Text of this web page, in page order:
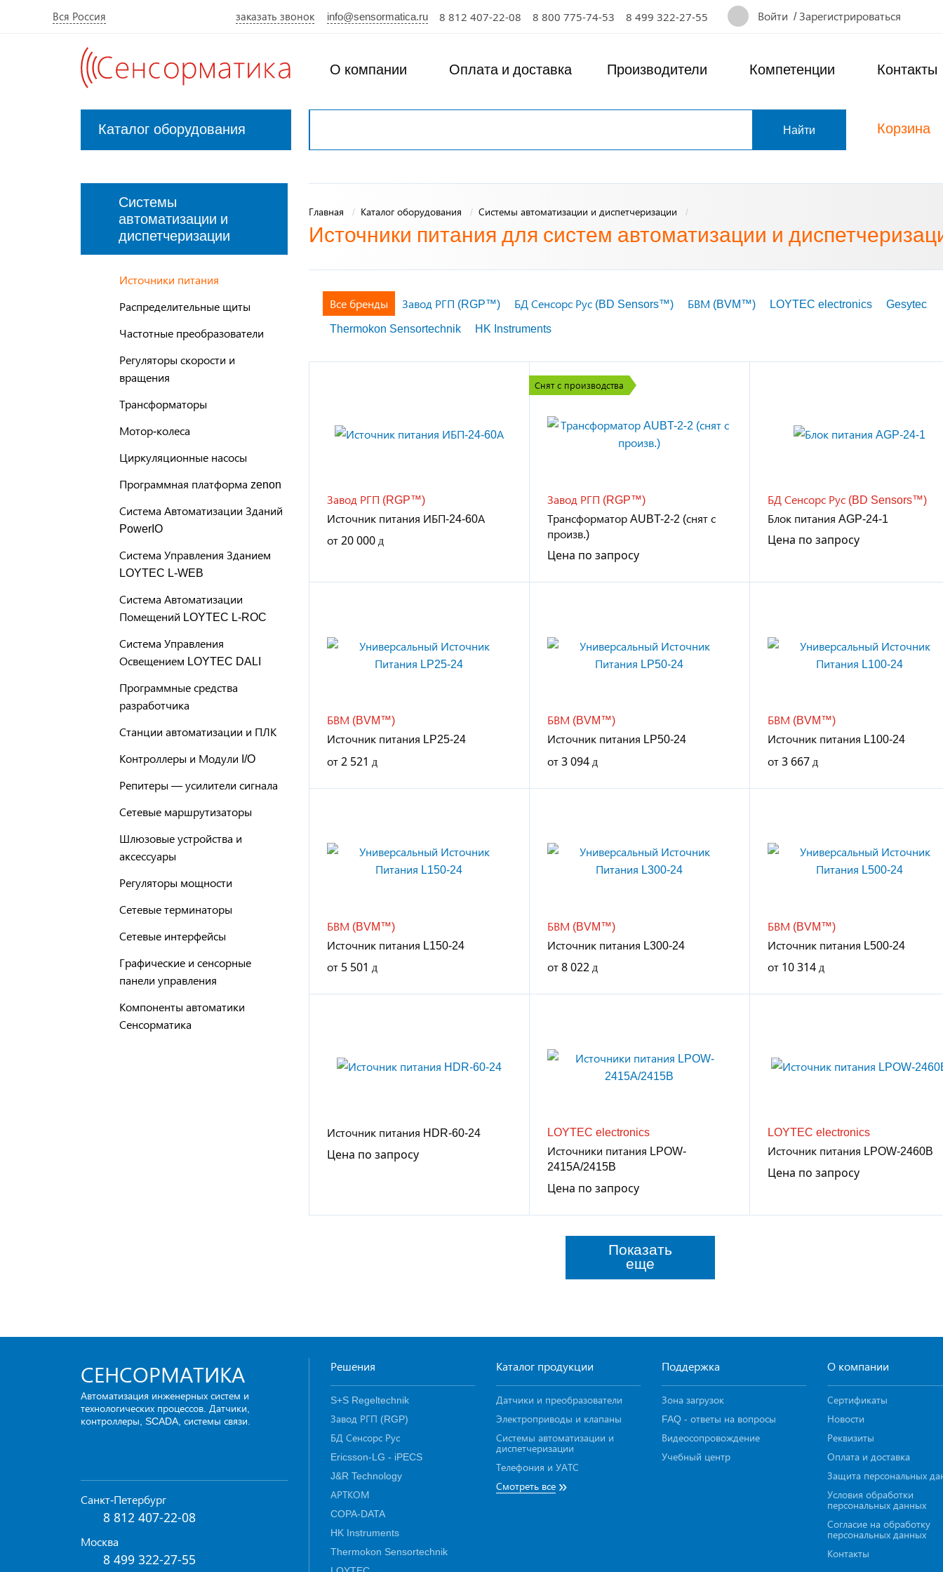
Вся Россия заказать звонок info@sensormatica.ru 8 812 407-22-08 8 800 775-74-53 8 499 322-27-55 Войти /Зарегистрироваться
О компании Оплата и доставка Производители Компетенции Контакты
Каталог оборудования Корзина
Системы
автоматизации и
диспетчеризации
Источники питания
Распределительные щиты
Частотные преобразователи
Регуляторы скорости и
вращения
Трансформаторы
Мотор-колеса
Циркуляционные насосы
Программная платформа zenon
Система Автоматизации Зданий
PowerIO
Система Управления Зданием
LOYTEC L-WEB
Система Автоматизации
Помещений LOYTEC L-ROC
Система Управления
Освещением LOYTEC DALI
Программные средства
разработчика
Станции автоматизации и ПЛК
Контроллеры и Модули I/O
Репитеры — усилители сигнала
Сетевые маршрутизаторы
Шлюзовые устройства и
аксессуары
Регуляторы мощности
Сетевые терминаторы
Сетевые интерфейсы
Графические и сенсорные
панели управления
Компоненты автоматики
Сенсорматика
Главная Каталог оборудования Системы автоматизации и диспетчеризации
Источники питания для систем автоматизации и
Все бренды Завод РГП (RGP™) БД Сенсорс Рус (BD Sensors™) БВМ (BVM™) LOYTEC electronics
Gesytec
Thermokon Sensortechnik
HK Instruments
Завод РГП (RGP™)
Источник питания ИБП-24-60А
от20 000
Снят с производства
Завод РГП (RGP™)
Трансформатор AUBT-2-2 (снят с
произв.)
Цена по запросу
БД Сенсорс Рус (BD Sensors™)
Блок питания AGP-24-1
Цена по запросу
БВМ (BVM™)
Источник питания LP25-24
от2 521
БВМ (BVM™)
Источник питания LP50-24
от3 094
БВМ (BVM™)
Источник питания L100-24
от3 667
БВМ (BVM™)
Источник питания L150-24
от 5 501
БВМ (BVM™)
Источник питания L300-24
от8 022
БВМ (BVM™)
Источник питания L500-24
от 10 314
Источник питания HDR-60-24
Цена по запросу
LOYTEC electronics
Источники питания LPOW-
2415A/2415B
Цена по запросу
LOYTEC electronics
Источник питания LPOW-2460B
Цена по запросу
Показать
еще
СЕНСОРМАТИКА
Автоматизация инженерных систем и
технологических процессов. Датчики,
контроллеры, SCADA, системы связи.
Санкт-Петербург
8 812 407-22-08
Москва
8 499 322-27-55
Решения
S+S Regeltechnik
Завод РГП (RGP)
БД Сенсорс Рус
Ericsson-LG - iPECS
J&R Technology
АРТКОМ
COPA-DATA
HK Instruments
Thermokon Sensortechnik
Каталог продукции
Датчики и преобразователи
Электроприводы и клапаны
Системы автоматизации и
диспетчеризации
Телефония и УАТС
Смотреть все »
Поддержка
Зона загрузок
FAQ - ответы на вопросы
Видеосопровождение
Учебный центр
О компании
Сертификаты
Новости
Реквизиты
Оплата и доставка
Защита персональных
Условия обработки
персональных данных
Согласие на обработку
персональных данных
Контакты